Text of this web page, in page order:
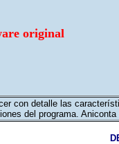
original
con detalle las
del programa. Aniconta